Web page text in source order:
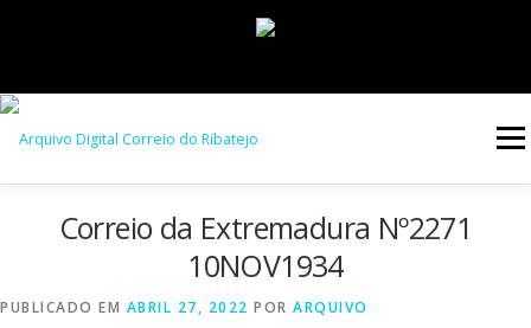
Saltar
conteúdo
Menu
INÍCIO JORNAIS DÉCADAS
VERSÃO PDF E IMPRESSÃO
Correio da Extremadura Nº2271
10NOV1934
PUBLICADO EM ABRIL 27, 2022 POR ARQUIVO